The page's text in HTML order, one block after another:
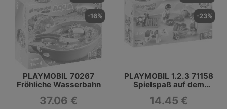
-16%
PLAYMOBIL 70267
Fröhliche Wasserbahn
37.06 €
-23%
PLAYMOBIL 1.2.3 71158
Spielspaß auf dem
14.45 €